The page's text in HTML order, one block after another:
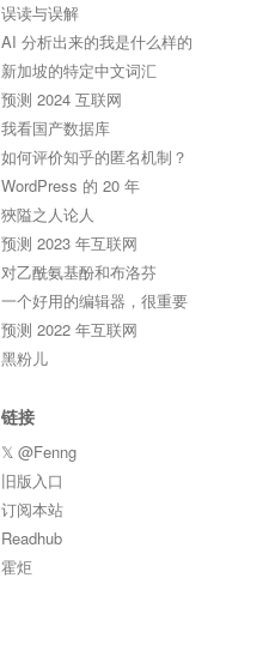
误读与误解
AI 分析出来的我是什么样的
新加坡的特定中文词汇
预测 2024 互联网
我看国产数据库
如何评价知乎的匿名机制？
WordPress 的 20 年
狹隘之人论人
预测 2023 年互联网
对乙酰氨基酚和布洛芬
一个好用的编辑器，很重要
预测 2022 年互联网
黑粉儿
链接
𝕏 @Fenng
旧版入口
订阅本站
Readhub
霍炬